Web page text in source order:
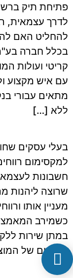
פתיחת תיק
לדרך עצמאית,
להחליט האם
בכלל חברה
קריטי ועולות
עם איש מקצוע
מתאים עבורי
ללא […]
בעלי עסקים
למקסימום
חשבונות
שרוצה ליהנות
מעניין אותו
כשמירב
במתן שירות
ובקידום של